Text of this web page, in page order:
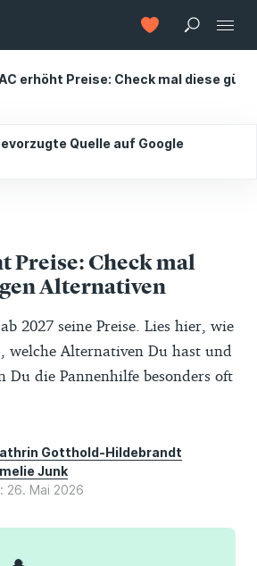
erhöht Preise: Check mal diese
Quelle auf Google
Preise: Check mal
Alternativen
2027 seine Preise. Lies hier, wie
welche Alternativen Du hast und
Du die Pannenhilfe besonders oft
Gotthold-Hildebrandt
Junk
26. Mai 2026